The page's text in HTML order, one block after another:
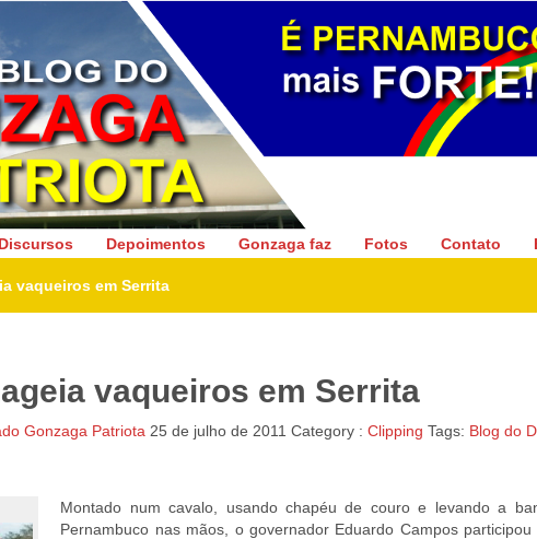
Gonzaga Patriota
Discursos Depoimentos Gonzaga faz Fotos Contato
vaqueiros em Serrita
vaqueiros em Serrita
Gonzaga Patriota 25 de julho de 2011 Category : Clipping Tags: Blog do
Montado num cavalo, usando chapéu de couro e levando a
Pernambuco nas mãos, o governador Eduardo Campos participou